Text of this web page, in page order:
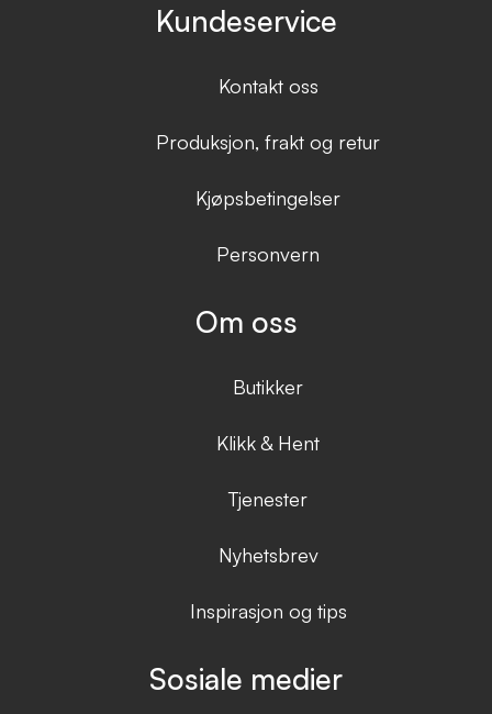
Kundeservice
Kontakt oss
Produksjon, frakt og retur
Kjøpsbetingelser
Personvern
Om oss
Butikker
Klikk & Hent
Tjenester
Nyhetsbrev
Inspirasjon og tips
Sosiale medier